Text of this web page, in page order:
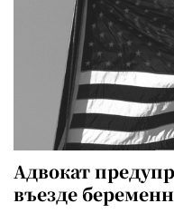
Адвокат
въезде